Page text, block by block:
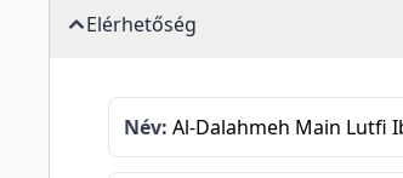
Elérhetőség
Név: Al-Dalahmeh Main Lutfi